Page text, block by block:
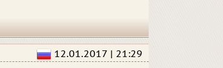
12.01.2017 | 21:29